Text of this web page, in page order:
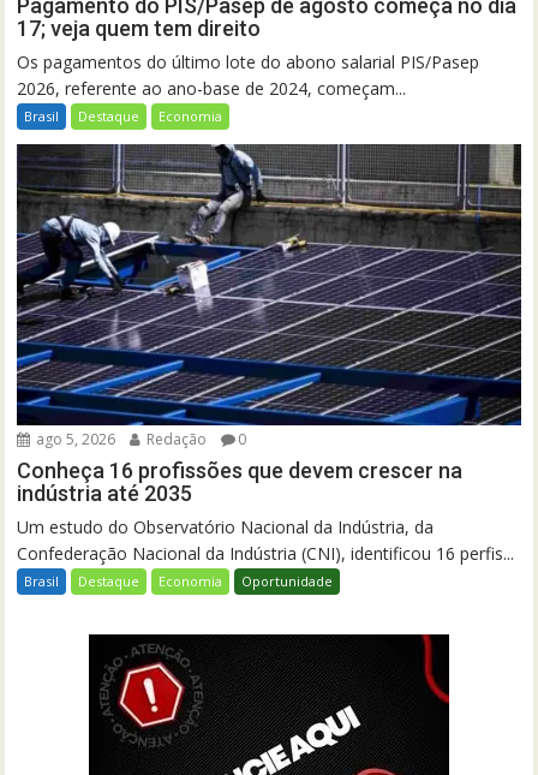
17; veja quem tem direito
Os pagamentos do último lote do abono salarial PIS/Pasep
2026, referente ao ano-base de 2024, começam...
Brasil Destaque Economia
ago 5, 2026 Redação 0
Conheça 16 profissões que devem crescer na
indústria até 2035
Um estudo do Observatório Nacional da Indústria, da
Confederação Nacional da Indústria (CNI), identificou 16 perfis...
Brasil Destaque Economia Oportunidade